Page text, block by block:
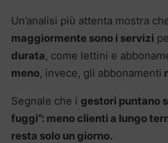
Un’analisi più attenta mostra
maggiormente sono i servizi
durata, come lettini e
meno, invece, gli abbonamenti
Segnale che i gestori puntano
fuggi”: meno clienti a lungo
resta solo un giorno.